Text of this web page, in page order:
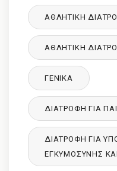
ΑΘΛΗΤΙΚΉ
ΑΘΛΗΤΙΚΉ
ΓΕΝΙΚΆ
ΔΙΑΤΡΟΦΉ ΓΙΑ
ΔΙΑΤΡΟΦΉ ΓΙΑ
ΕΓΚΥΜΟΣΎΝΗΣ